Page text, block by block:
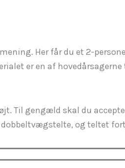
Her får du et 2-
er en af
Til gengæld skal du
og teltet